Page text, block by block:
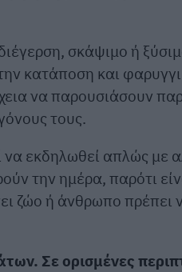
σκάψιμο ή
κατάποση και
να παρουσιάσουν
τους.
εκδηλωθεί απλώς με
την ημέρα, παρότι
ζώο ή άνθρωπο πρέπει
Σε ορισμένες